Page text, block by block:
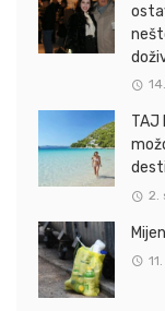
TAJ
2.